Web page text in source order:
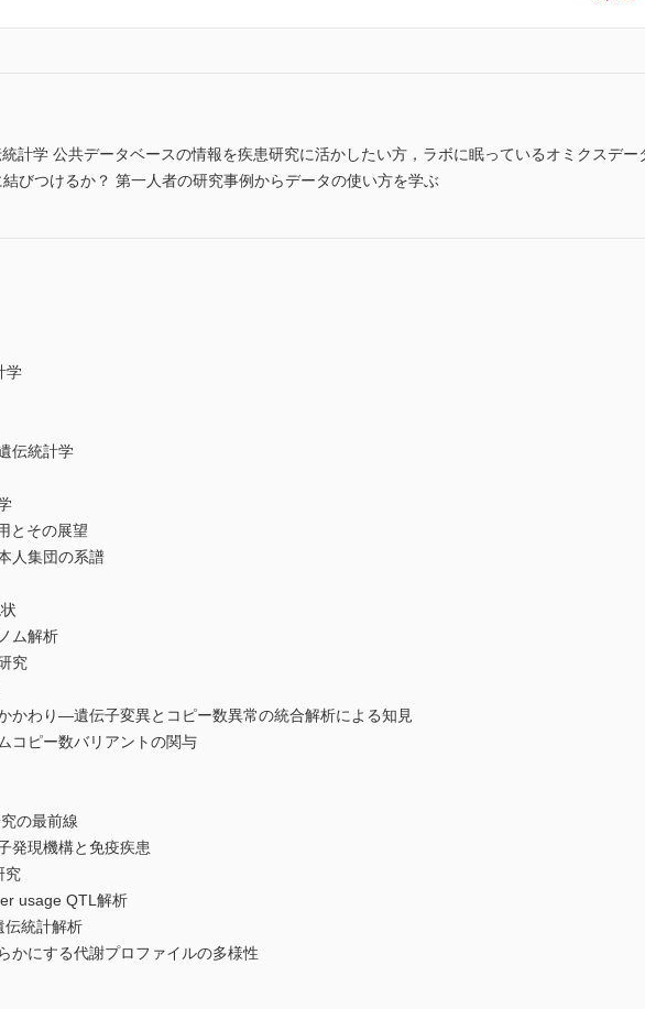
統計学 公共データベースの情報を疾患研究に活かしたい方，ラボに眠っているオミクスデー
びつけるか？ 第一人者の研究事例からデータの使い方を学ぶ
学
伝統計学
とその展望
人集団の系譜
ム解析
究
かわり―遺伝子変異とコピー数異常の統合解析による知見
コピー数バリアントの関与
の最前線
発現機構と免疫疾患
究
usage QTL解析
伝統計解析
かにする代謝プロファイルの多様性